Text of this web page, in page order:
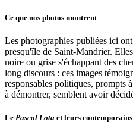
Ce que nos photos montrent
Les photographies publiées ici
presqu'île de Saint-Mandrier.
noire ou grise s'échappant des
long discours : ces images
responsables politiques, prompts
à démontrer, semblent avoir
Le Pascal Lota et leurs